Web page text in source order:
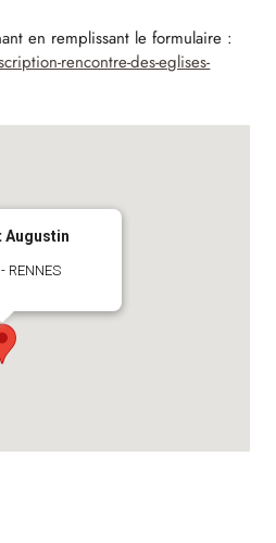
en remplissant le formulaire :
rencontre-des-eglises-
Augustin
RENNES